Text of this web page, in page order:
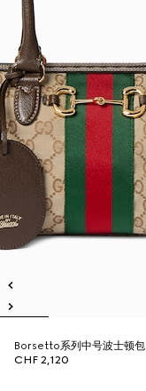
Borsetto系列中号波士顿包
CHF 2,120